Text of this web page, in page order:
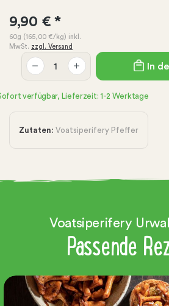
9,90 € *
60g (165,00 €/kg) inkl.
MwSt. zzgl. Versand
In
verfügbar, Lieferzeit: 1-2 Werktage
Zutaten: Voatsiperifery Pfeffer
Voatsiperifery
Passende